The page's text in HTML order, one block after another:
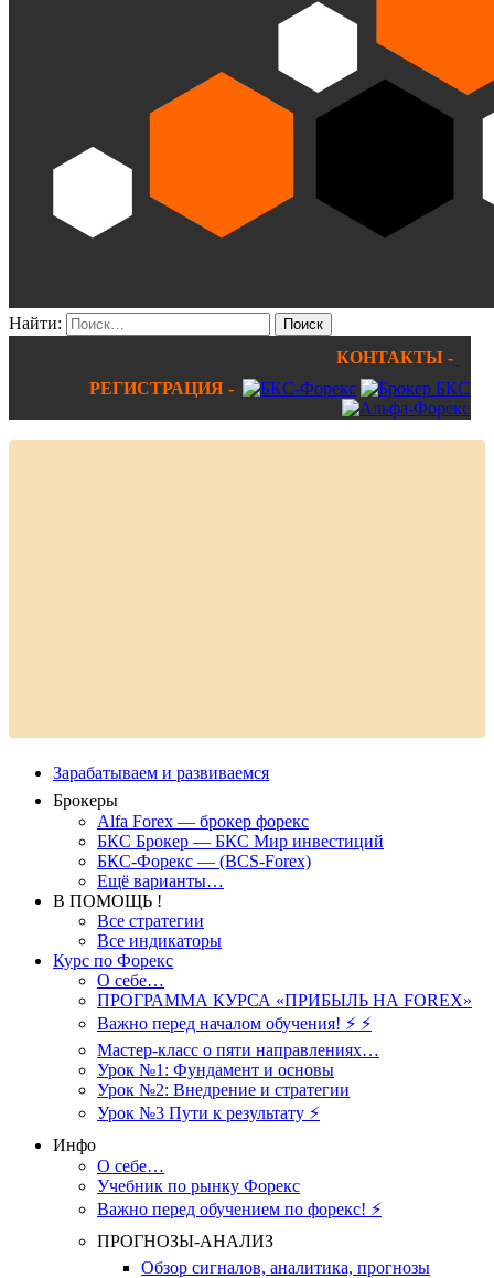
Найти:
КОНТАКТЫ -
РЕГИСТРАЦИЯ -
Зарабатываем и развиваемся
Брокеры
Alfa Forex — брокер форекс
БКС Брокер — БКС Мир инвестиций
БКС-Форекс — (BCS-Forex)
Ещё варианты…
В ПОМОЩЬ !
Все стратегии
Все индикаторы
Курс по Форекс
О себе…
ПРОГРАММА КУРСА «ПРИБЫЛЬ НА FOREX»
Важно перед началом обучения! ⚡ ⚡
Мастер-класс о пяти направлениях…
Урок №1: Фундамент и основы
Урок №2: Внедрение и стратегии
Урок №3 Пути к результату ⚡️
Инфо
О себе…
Учебник по рынку Форекс
Важно перед обучением по форекс! ⚡
ПРОГНОЗЫ-АНАЛИЗ
Обзор сигналов, аналитика, прогнозы